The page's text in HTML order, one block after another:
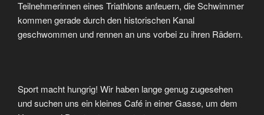
Teilnehmerinnen eines Triathlons anfeuern, die Schwimmer
kommen gerade durch den historischen Kanal
geschwommen und rennen an uns vorbei zu ihren Rädern.
Sport macht hungrig! Wir haben lange genug zugesehen
und suchen uns ein kleines Café in einer Gasse, um dem